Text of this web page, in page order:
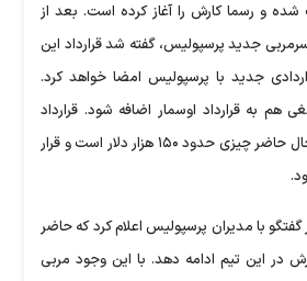
و رسما کارش را آغاز کرده است. بعد از
جدید پرسپولیس، گفته شد قرارداد این
جدید با پرسپولیس امضا خواهد کرد.
هم به قرارداد اوسمار اضافه شود. قرارداد
اوسمار با پرسپولیس در حال حاضر چیزی حدود ۱۵۰ هزار دلار است و قرار
با مدیران پرسپولیس اعلام کرد که حاضر
در این تیم ادامه دهد. با این وجود مربی